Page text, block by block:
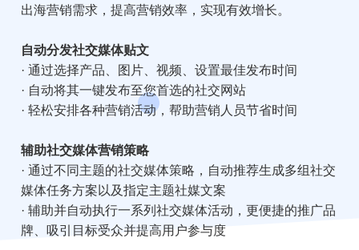
出海营销需求，提高营销效率，实现有效增长。
自动分发社交媒体贴文
· 通过选择产品、图片、视频、设置最佳发布时间
· 自动将其一键发布至您首选的社交网站
· 轻松安排各种营销活动，帮助营销人员节省时间
辅助社交媒体营销策略
· 通过不同主题的社交媒体策略，自动推荐生成多组社交
媒体任务方案以及指定主题社媒文案
· 辅助并自动执行一系列社交媒体活动，更便捷的推广品
牌、吸引目标受众并提高用户参与度